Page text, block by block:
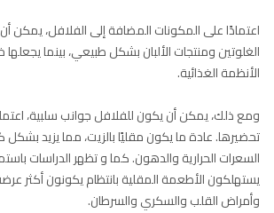
اعتمادًا على المكونات المضافة إلى الفلافل، يمكن
الغلوتين ومنتجات الألبان بشكل طبيعي، بينما يجعلها
الأنظمة الغذائية.
ومع ذلك، يمكن أن يكون للفلافل جوانب سلبية،
تحضيرها. عادة ما يكون مقليًا بالزيت، مما يزيد
السعرات الحرارية والدهون. كما و تظهر الدراسات
يستهلكون الأطعمة المقلية بانتظام يكونون أكثر
وأمراض القلب والسكري والسرطان.